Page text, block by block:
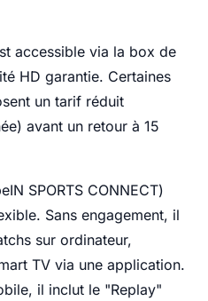
accessible via la box de
HD garantie. Certaines
un tarif réduit
avant un retour à 15
SPORTS CONNECT)
Sans engagement, il
sur ordinateur,
TV via une application.
il inclut le "Replay"